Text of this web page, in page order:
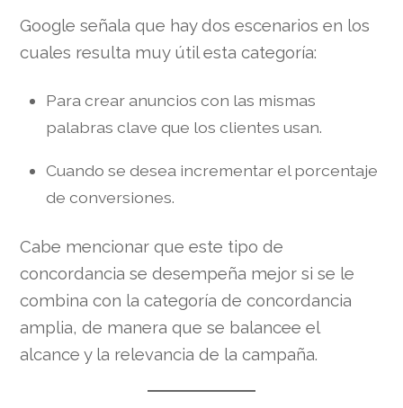
Google señala que hay dos escenarios en los
cuales resulta muy útil esta categoría:
Para crear anuncios con las mismas
palabras clave que los clientes usan.
Cuando se desea incrementar el porcentaje
de conversiones.
Cabe mencionar que este tipo de
concordancia se desempeña mejor si se le
combina con la categoría de concordancia
amplia, de manera que se balancee el
alcance y la relevancia de la campaña.